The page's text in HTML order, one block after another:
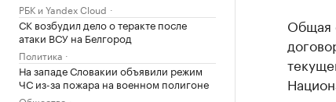
РБК и Yandex Cloud
СК возбудил дело о теракте после
атаки ВСУ на Белгород
Политика
На западе Словакии объявили режим
ЧС из-за пожара на военном полигоне
Общая